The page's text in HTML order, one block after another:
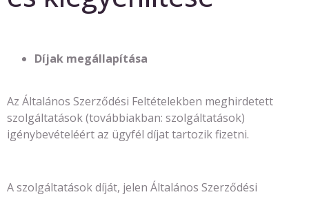
Díjak megállapítása
Az Általános Szerződési Feltételekben meghirdetett
szolgáltatások (továbbiakban: szolgáltatások)
igénybevételéért az ügyfél díjat tartozik fizetni.
A szolgáltatások díját, jelen Általános Szerződési